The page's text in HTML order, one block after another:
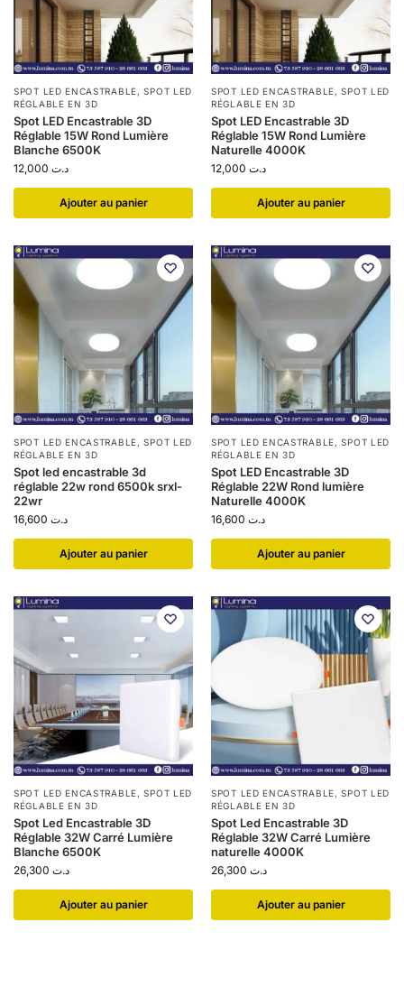
SPOT LED ENCASTRABLE,SPOT LED
RÉGLABLE EN 3D
Spot LED Encastrable 3D
Réglable 15W Rond Lumière
Blanche 6500K
د.ت
Ajouter au panier
SPOT LED ENCASTRABLE,SPOT LED
RÉGLABLE EN 3D
Spot LED Encastrable 3D
Réglable 15W Rond Lumière
Naturelle 4000K
د.ت
Ajouter au panier
SPOT LED ENCASTRABLE,SPOT LED
RÉGLABLE EN 3D
Spot led encastrable 3d
réglable 22w rond 6500k srxl-
22wr
د.ت
Ajouter au panier
SPOT LED ENCASTRABLE,SPOT LED
RÉGLABLE EN 3D
Spot LED Encastrable 3D
Réglable 22W Rond lumière
Naturelle 4000K
د.ت
Ajouter au panier
SPOT LED ENCASTRABLE,SPOT LED
RÉGLABLE EN 3D
Spot Led Encastrable 3D
Réglable 32W Carré Lumière
Blanche 6500K
د.ت
Ajouter au panier
SPOT LED ENCASTRABLE,SPOT LED
RÉGLABLE EN 3D
Spot Led Encastrable 3D
Réglable 32W Carré Lumière
naturelle 4000K
د.ت
Ajouter au panier